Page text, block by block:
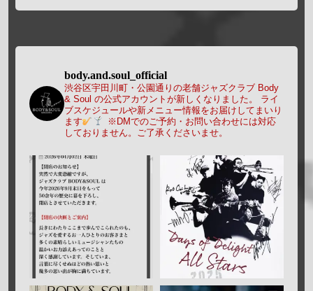
body.and.soul_official
渋谷区宇田川町・公園通りの老舗ジャズクラブ Body
& Soul の公式アカウントが新しくなりました。
ライ
ブスケジュールや新メニュー情報をお届けしてまいり
ます
※DMでのご予約・お問い合わせには対応
しておりません。ご了承くださいませ。